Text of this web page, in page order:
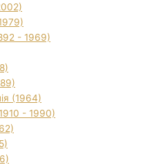
- 1969)
(1964)
- 1990)